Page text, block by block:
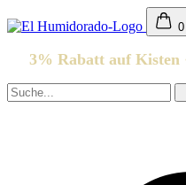
0
3% Rabatt auf Kisten